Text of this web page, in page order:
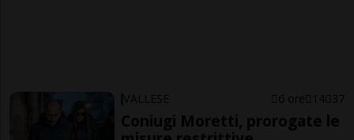
VALLESE 6 ore 14 37
Coniugi Moretti, prorogate le